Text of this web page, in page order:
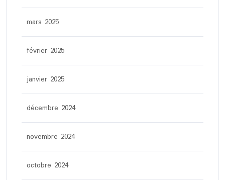
mars 2025
février 2025
janvier 2025
décembre 2024
novembre 2024
octobre 2024